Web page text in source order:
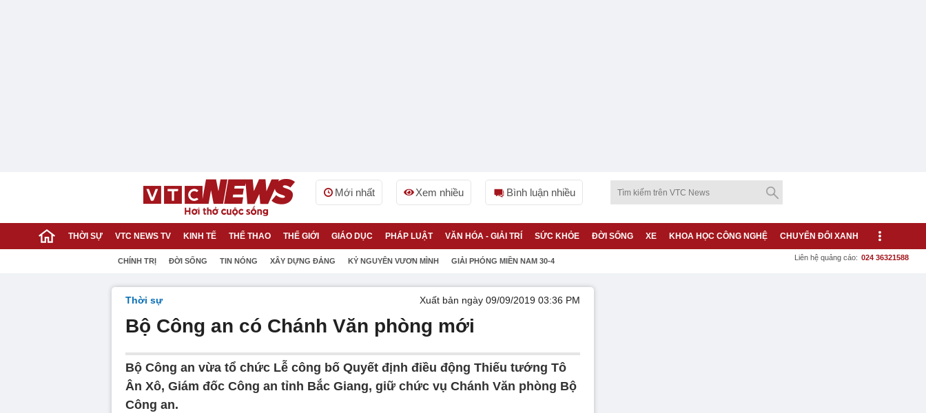
Mới nhất Xem nhiều Bình luận nhiều
THỜI SỰ VTC NEWS TV KINH TẾ THỂ THAO THẾ GIỚI GIÁO DỤC PHÁP LUẬT VĂN HÓA - GIẢI TRÍ SỨC KHỎE ĐỜI SỐNG XE KHOA HỌC CÔNG NGHỆ CHUYỂN ĐỔI XANH
CHÍNH TRỊ ĐỜI SỐNG TIN NÓNG XÂY DỰNG ĐẢNG KỶ NGUYÊN VƯƠN MÌNH GIẢI PHÓNG MIỀN NAM 30-4 Liên hệ quảng cáo: 024 36321588
Thời sự Xuất bản ngày 09/09/2019 03:36 PM
Bộ Công an có Chánh Văn phòng mới
Bộ Công an vừa tổ chức Lễ công bố Quyết định điều động Thiếu tướng Tô
Ân Xô, Giám đốc Công an tỉnh Bắc Giang, giữ chức vụ Chánh Văn phòng Bộ
Công an.